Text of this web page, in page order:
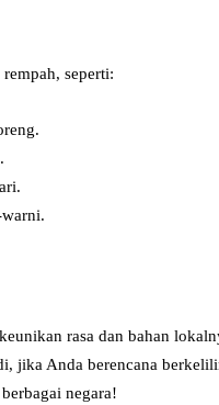
seperti:
rasa dan bahan
jika Anda berencana
negara!